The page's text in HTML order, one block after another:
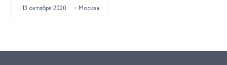
13 октября 2020 Москва